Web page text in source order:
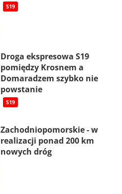
S19
Droga ekspresowa S19
pomiędzy Krosnem a
Domaradzem szybko nie
powstanie
S19
Zachodniopomorskie - w
realizacji ponad 200 km
nowych dróg